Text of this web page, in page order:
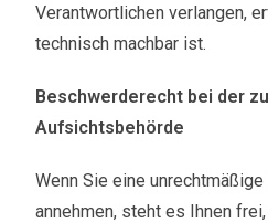
Verantwortlichen verlangen,
technisch machbar ist.
Beschwerderecht bei der
Aufsichtsbehörde
Wenn Sie eine
annehmen, steht es Ihnen